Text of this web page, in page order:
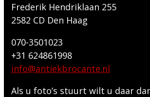
Frederik Hendriklaan 255
2582 CD Den Haag
070-3501023
+31 624861998
info@antiekbrocante.nl
Als u foto’s stuurt wilt u daar